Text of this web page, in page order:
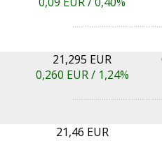
21,295 EUR
0,260 EUR / 1,24%
21,46 EUR